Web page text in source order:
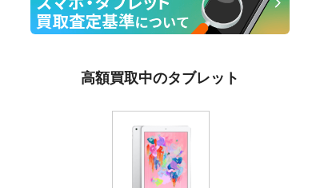
高額買取中のタブレット